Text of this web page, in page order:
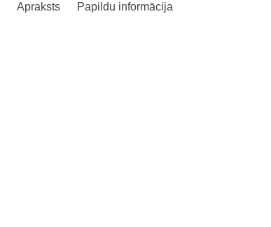
Apraksts Papildu informācija